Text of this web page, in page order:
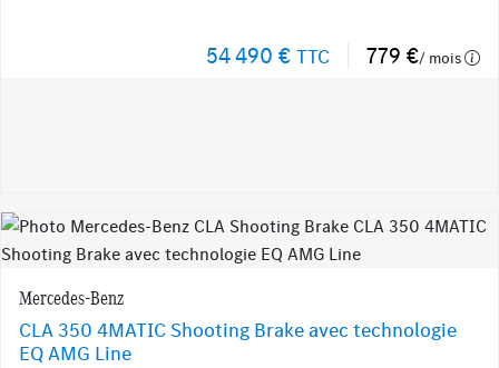
54 490 € TTC 779 €/ mois
Mercedes-Benz
CLA 350 4MATIC Shooting Brake avec technologie
EQ AMG Line